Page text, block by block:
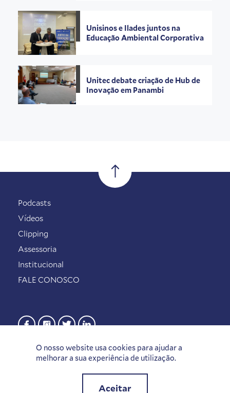
Unisinos e Ilades juntos na
Educação Ambiental Corporativa
Unitec debate criação de Hub de
Inovação em Panambi
O nosso website usa cookies para ajudar a
melhorar a sua experiência de utilização.
Aceitar
Podcasts
Vídeos
Clipping
Assessoria
Institucional
FALE CONOSCO